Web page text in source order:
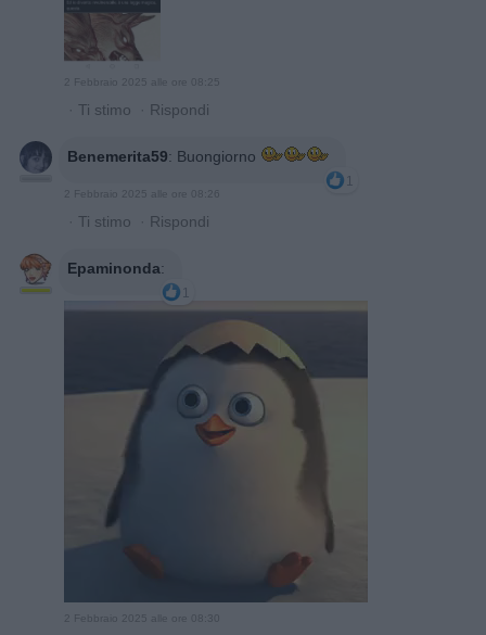
2 Febbraio 2025 alle ore 08:25
· Ti stimo · Rispondi
Benemerita59: Buongiorno
1
2 Febbraio 2025 alle ore 08:26
· Ti stimo · Rispondi
Epaminonda:
1
2 Febbraio 2025 alle ore 08:30